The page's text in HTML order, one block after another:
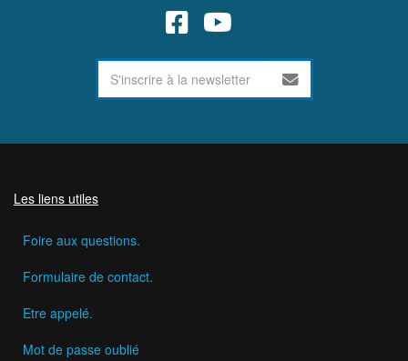
Les liens utiles
Foire aux questions.
Formulaire de contact.
Etre appelé.
Mot de passe oublié